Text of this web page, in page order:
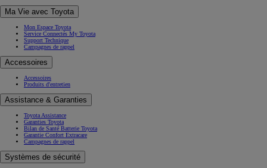
Ma Vie avec Toyota
Mon Espace Toyota
Service Connectés My Toyota
Support Technique
Campagnes de rappel
Accessoires
Accessoires
Produits d'entretien
Assistance & Garanties
Toyota Assistance
Garanties Toyota
Bilan de Santé Batterie Toyota
Garantie Confort Extracare
Campagnes de rappel
Systèmes de sécurité